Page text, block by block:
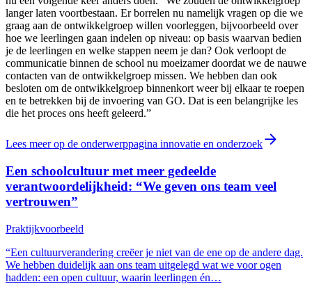
langer laten voortbestaan. Er borrelen nu namelijk vragen op die we
graag aan de ontwikkelgroep willen voorleggen, bijvoorbeeld over
hoe we leerlingen gaan indelen op niveau: op basis waarvan bedien
je de leerlingen en welke stappen neem je dan? Ook verloopt de
communicatie binnen de school nu moeizamer doordat we de nauwe
contacten van de ontwikkelgroep missen. We hebben dan ook
besloten om de ontwikkelgroep binnenkort weer bij elkaar te roepen
en te betrekken bij de invoering van GO. Dat is een belangrijke les
die het proces ons heeft geleerd.”
Lees meer op de onderwerppagina innovatie en onderzoek
Een schoolcultuur met meer gedeelde
verantwoordelijkheid: “We geven ons team veel
vertrouwen”
Praktijkvoorbeeld
“Een cultuurverandering creëer je niet van de ene op de andere dag.
We hebben duidelijk aan ons team uitgelegd wat we voor ogen
hadden: een open cultuur, waarin leerlingen én…